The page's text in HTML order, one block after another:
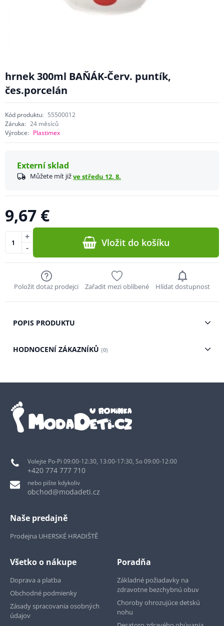
hrnek 300ml BAŇÁK-Červ. puntík,
čes.porcelán
Kód produktu: 55500012
Záruka: 24 měsíců
Výrobce: Plastimex
Externí sklad
Můžete mít jižve středu 12. 8.
9,67 €
-
+ Vložit do košíku
Položit dotaz prodejci Zařadit mezi oblíbené Hlídat dostupnost
POPIS PRODUKTU
HODNOCENÍ ZÁKAZNÍKŮ (0)
Volejte Po-Pi 09:00-12:30, 13:00-17:30, So 09:00-12:00
+420 774 777 710
nebo pište kdykoliv
obchod@modadeti.cz
Naše predajně
Prodejna UHERSKÉ HRADIŠTĚ
Všetko o nákupe
Doprava a platba
Obchodné podmienky
Zásady spracovania osobných
údajov
Poradňa
Základné požiadavky na
zdravotne bezchybnú obuv
Choroby ohrozujúce detskú
nohu